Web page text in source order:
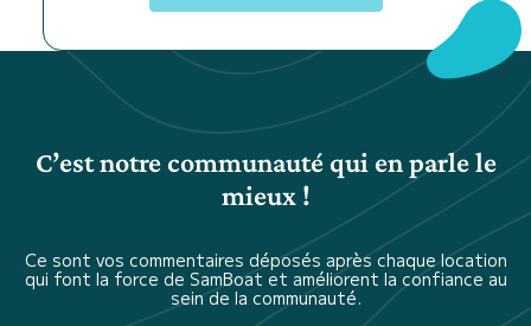
C’est notre communauté qui en parle le
mieux !
Ce sont vos commentaires déposés après chaque location
qui font la force de SamBoat et améliorent la confiance au
sein de la communauté.